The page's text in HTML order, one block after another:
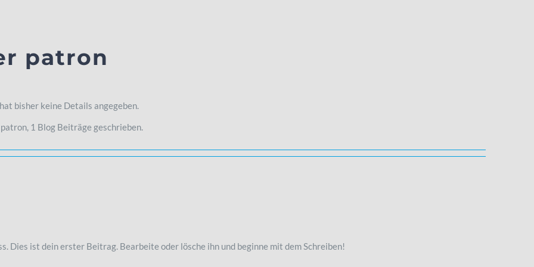
patron
bisher keine Details angegeben.
1 Blog Beiträge geschrieben.
Dies ist dein erster Beitrag. Bearbeite oder lösche ihn und beginne mit dem Schreiben!